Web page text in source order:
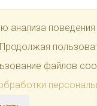
анализа поведения
файлов